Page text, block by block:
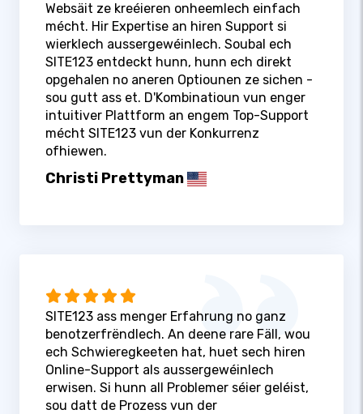
Websäit ze kreéieren onheemlech einfach
mécht. Hir Expertise an hiren Support si
wierklech aussergewéinlech. Soubal ech
SITE123 entdeckt hunn, hunn ech direkt
opgehalen no aneren Optiounen ze sichen -
sou gutt ass et. D'Kombinatioun vun enger
intuitiver Plattform an engem Top-Support
mécht SITE123 vun der Konkurrenz
ofhiewen.
Christi Prettyman
SITE123 ass menger Erfahrung no ganz
benotzerfrëndlech. An deene rare Fäll, wou
ech Schwieregkeeten hat, huet sech hiren
Online-Support als aussergewéinlech
erwisen. Si hunn all Problemer séier geléist,
sou datt de Prozess vun der